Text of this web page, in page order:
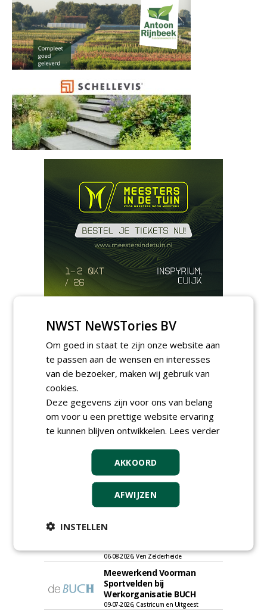
Meld je aan voor onze digitale
magazijnmedewerker
06-08-2026, Ven Zelderheide
Meewerkend Voorman
Sportvelden bij
Werkorganisatie BUCH
09-07-2026, Castricum en Uitgeest
NWST NeWSTories BV
Om goed in staat te zijn onze website aan
te passen aan de wensen en interesses
van de bezoeker, maken wij gebruik van
cookies.
Deze gegevens zijn voor ons van belang
om voor u een prettige website ervaring
te kunnen blijven ontwikkelen. Lees verder
AKKOORD
AFWIJZEN
INSTELLEN